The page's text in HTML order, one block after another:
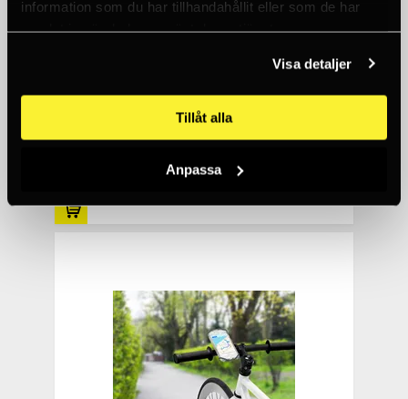
information som du har tillhandahållit eller som de har
samlat in när du har använt deras tjänster.
Visa detaljer
Tillåt alla
Anpassa
SQUEEZE™ ROTATING SMARTPHONE BAR
MOUNT
525 SEK
10+